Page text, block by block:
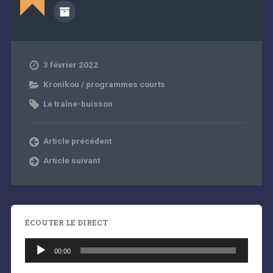
3 février 2022
Kronikoù / programmes courts
Le traîne-buisson
Article précédent
Article suivant
ÉCOUTER LE DIRECT
audio
00:00